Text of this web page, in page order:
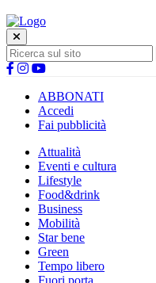
ABBONATI
Accedi
Fai pubblicità
Attualità
Eventi e cultura
Lifestyle
Food&drink
Business
Mobilità
Star bene
Green
Tempo libero
Fuori porta